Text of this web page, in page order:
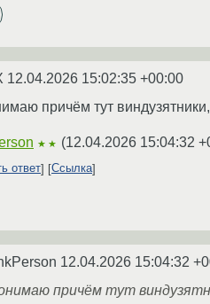
12.04.2026 15:02:35 +00:00
причём тут
★★ (12.04.2026 15:04:32
ответ
Ссылка
12.04.2026 15:04:32
причём тут